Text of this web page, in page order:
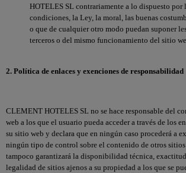
HOTELES SL contrariamente a lo dispuesto por
condiciones, la Ley, la moral, las buenas
o que de cualquier otro modo puedan suponer
terceros o del mismo funcionamiento del sitio
2. Política de enlaces y exenciones de responsabilidad
CLEMENT HOTELES SL no se hace responsable del
web a los que el usuario pueda acceder a través de los
su sitio web y declara que en ningún caso procederá a
ningún tipo de control sobre el contenido de otros sitios
tampoco garantizará la disponibilidad técnica,
legalidad de sitios ajenos a su propiedad a los que se